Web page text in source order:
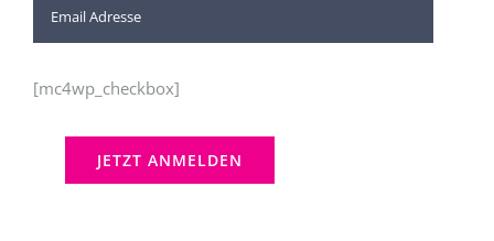
[mc4wp_checkbox]